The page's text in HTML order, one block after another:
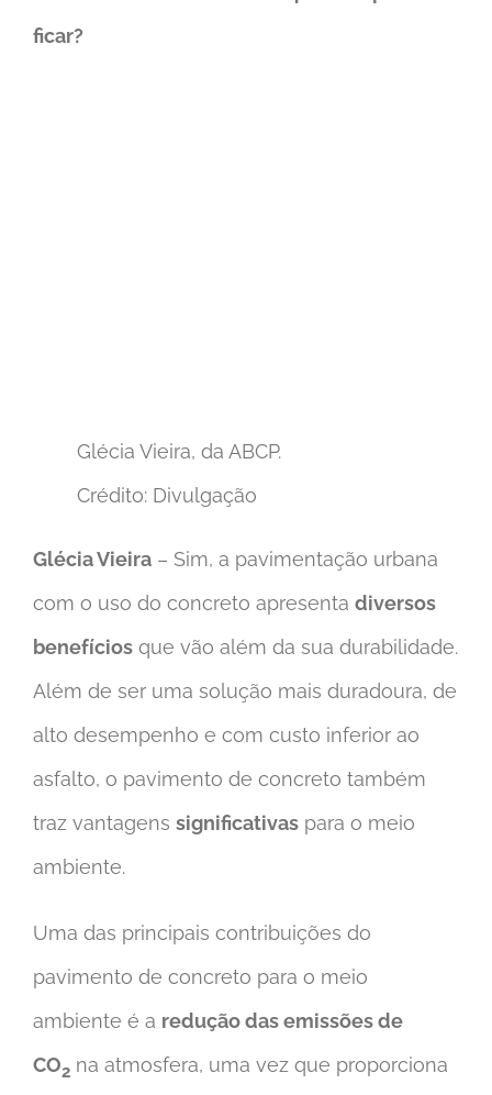
ficar?
Glécia Vieira, da ABCP.
Crédito: Divulgação
Glécia Vieira – Sim, a pavimentação urbana
com o uso do concreto apresenta diversos
benefícios que vão além da sua durabilidade.
Além de ser uma solução mais duradoura, de
alto desempenho e com custo inferior ao
asfalto, o pavimento de concreto também
traz vantagens significativas para o meio
ambiente.
Uma das principais contribuições do
pavimento de concreto para o meio
ambiente é a redução das emissões de
CO2 na atmosfera, uma vez que proporciona